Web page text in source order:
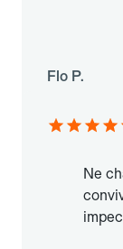
Flo P.
Ne